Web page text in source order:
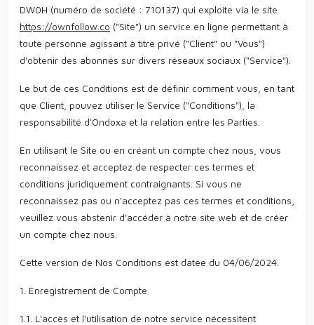
DW0H (numéro de société : 710137) qui exploite via le site
https://ownfollow.co ("Site") un service en ligne permettant à
toute personne agissant à titre privé ("Client" ou "Vous")
d'obtenir des abonnés sur divers réseaux sociaux ("Service").
Le but de ces Conditions est de définir comment vous, en tant
que Client, pouvez utiliser le Service ("Conditions"), la
responsabilité d'Ondoxa et la relation entre les Parties.
En utilisant le Site ou en créant un compte chez nous, vous
reconnaissez et acceptez de respecter ces termes et
conditions juridiquement contraignants. Si vous ne
reconnaissez pas ou n'acceptez pas ces termes et conditions,
veuillez vous abstenir d'accéder à notre site web et de créer
un compte chez nous.
Cette version de Nos Conditions est datée du 04/06/2024.
1. Enregistrement de Compte
1.1. L'accès et l'utilisation de notre service nécessitent